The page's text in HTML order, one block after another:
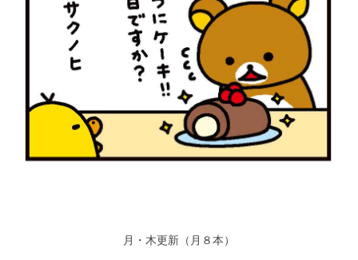
月・木更新（月８本）